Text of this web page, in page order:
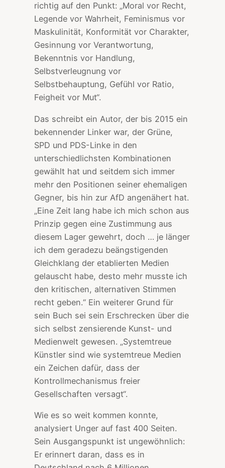
richtig auf den Punkt: „Moral vor Recht,
Legende vor Wahrheit, Feminismus vor
Maskulinität, Konformität vor Charakter,
Gesinnung vor Verantwortung,
Bekenntnis vor Handlung,
Selbstverleugnung vor
Selbstbehauptung, Gefühl vor Ratio,
Feigheit vor Mut“.
Das schreibt ein Autor, der bis 2015 ein
bekennender Linker war, der Grüne,
SPD und PDS-Linke in den
unterschiedlichsten Kombinationen
gewählt hat und seitdem sich immer
mehr den Positionen seiner ehemaligen
Gegner, bis hin zur AfD angenähert hat.
„Eine Zeit lang habe ich mich schon aus
Prinzip gegen eine Zustimmung aus
diesem Lager gewehrt, doch … je länger
ich dem geradezu beängstigenden
Gleichklang der etablierten Medien
gelauscht habe, desto mehr musste ich
den kritischen, alternativen Stimmen
recht geben.“ Ein weiterer Grund für
sein Buch sei sein Erschrecken über die
sich selbst zensierende Kunst- und
Medienwelt gewesen. „Systemtreue
Künstler sind wie systemtreue Medien
ein Zeichen dafür, dass der
Kontrollmechanismus freier
Gesellschaften versagt“.
Wie es so weit kommen konnte,
analysiert Unger auf fast 400 Seiten.
Sein Ausgangspunkt ist ungewöhnlich:
Er erinnert daran, dass es in